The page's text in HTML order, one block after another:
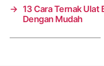
→ 13 Cara Ternak Ulat
Dengan Mudah